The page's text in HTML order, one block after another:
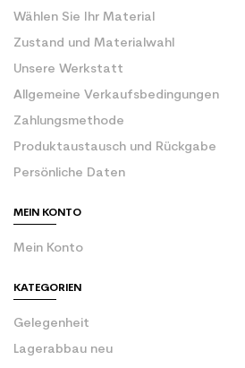
Wählen Sie Ihr Material
Zustand und Materialwahl
Unsere Werkstatt
Allgemeine Verkaufsbedingungen
Zahlungsmethode
Produktaustausch und Rückgabe
Persönliche Daten
MEIN KONTO
Mein Konto
KATEGORIEN
Gelegenheit
Lagerabbau neu